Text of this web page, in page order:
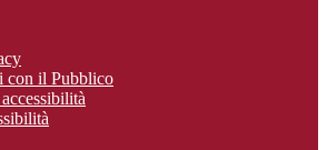
con il Pubblico